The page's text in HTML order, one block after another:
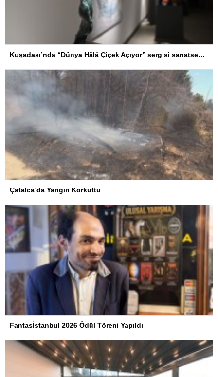
Kuşadası’nda “Dünya Hâlâ Çiçek Açıyor” sergisi sanatseverlerle buluşuyor
Çatalca’da Yangın Korkuttu
Fantasİstanbul 2026 Ödül Töreni Yapıldı